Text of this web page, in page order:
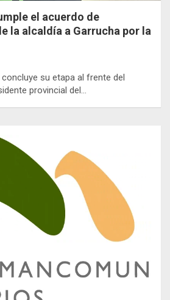
el acuerdo de
la alcaldía a Garrucha por la
su etapa al frente del
provincial del…